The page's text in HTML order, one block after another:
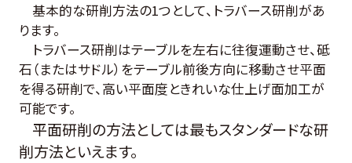
基本的な研削方法の1つとして、トラバース研削があ
ります。
トラバース研削はテーブルを左右に往復運動させ、砥
石（またはサドル）をテーブル前後方向に移動させ平面
を得る研削で、高い平面度ときれいな仕上げ面加工が
可能です。
平面研削の方法としては最もスタンダードな研
削方法といえます。